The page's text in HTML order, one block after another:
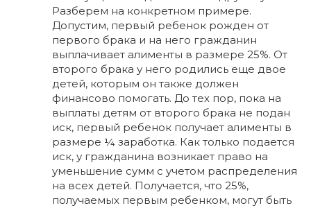
Разберем на конкретном примере.
Допустим, первый ребенок рожден от
первого брака и на него гражданин
выплачивает алименты в размере 25%. От
второго брака у него родились еще двое
детей, которым он также должен
финансово помогать. До тех пор, пока на
выплаты детям от второго брака не подан
иск, первый ребенок получает алименты в
размере ¼ заработка. Как только подается
иск, у гражданина возникает право на
уменьшение сумм с учетом распределения
на всех детей. Получается, что 25%,
получаемых первым ребенком, могут быть